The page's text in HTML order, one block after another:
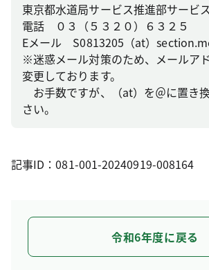
東京都水道局サービス推進部サービ
電話 ０３（５３２０）６３２５
Eメール S0813205（at）
※迷惑メール対策のため、メールア
変更しております。
お手数ですが、（at）を＠に置き
さい。
記事ID：081-001-20240919-008164
令和6年度に戻る